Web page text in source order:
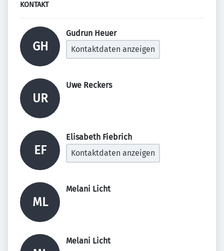
KONTAKT
GH
Gudrun Heuer
Kontaktdaten anzeigen
UR
Uwe Reckers
EF
Elisabeth Fiebrich
Kontaktdaten anzeigen
ML
Melani Licht
Melani Licht